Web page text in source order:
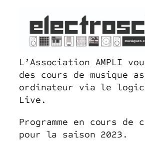
L’Association AMPLI
des cours de musique
ordinateur via le
Live.
Programme en cours de
pour la saison 2023.